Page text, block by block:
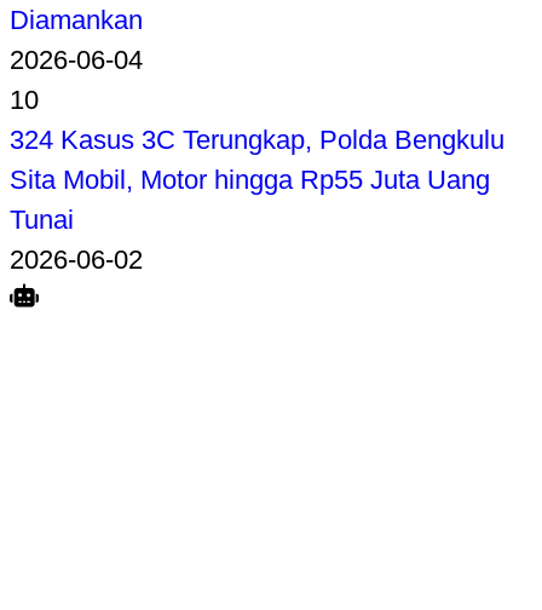
Diamankan
2026-06-04
10
324 Kasus 3C Terungkap, Polda Bengkulu
Sita Mobil, Motor hingga Rp55 Juta Uang
Tunai
2026-06-02